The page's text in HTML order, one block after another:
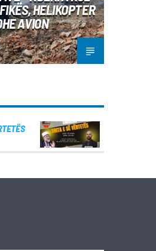
HELIKOPTER
AVION